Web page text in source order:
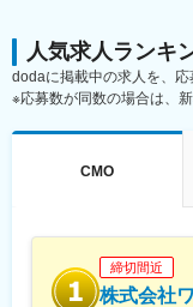
変更の範囲：会
・新規ラインの
と実行
・レギュレーシ
※ご経験に合わせ
し、製造技術に
滅菌工程など、
性を高めながら
人気求人ランキ
dodaに掲載中の求人を、応
※応募数が同数の場合は、
CMO
締切間近
株式会社